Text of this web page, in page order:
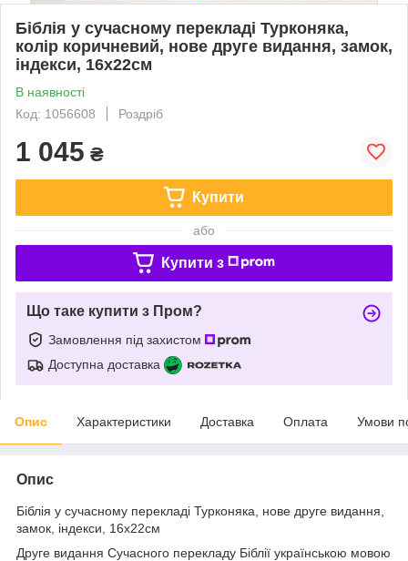
Біблія у сучасному перекладі Турконяка,
колір коричневий, нове друге видання, замок,
індекси, 16х22см
В наявності
Код: 1056608
Роздріб
1 045 ₴
Купити
або
Купити з
Що таке купити з Пром?
Замовлення під захистом
Доступна доставка
Опис Характеристики Доставка Оплата Умови
Опис
Біблія у сучасному перекладі Турконяка, нове друге видання,
замок, індекси, 16х22см
Друге видання Сучасного перекладу Біблії українською мовою